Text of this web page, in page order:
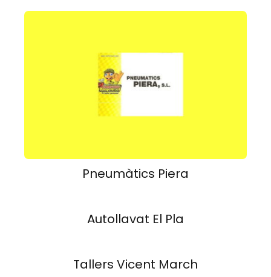
Pneumàtics Piera
Autollavat El Pla
Tallers Vicent March